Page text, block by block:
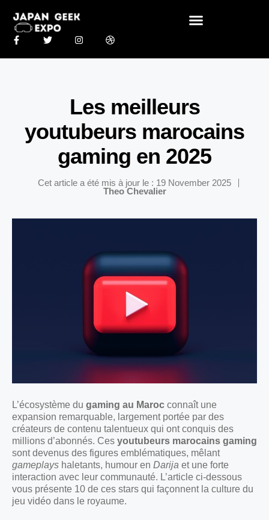
Les meilleurs
youtubeurs marocains
gaming en 2025
Cet article a été mis à jour le : 19 November 2025
Theo Chevalier
L’écosystème du gaming au Maroc connaît une
expansion remarquable, largement portée par des
créateurs de contenu talentueux qui ont conquis des
millions d’abonnés. Ces youtubeurs marocains gaming
sont devenus des figures emblématiques, mêlant
gameplays haletants, humour en Darija et une forte
interaction avec leur communauté. L’article ci-dessous
vous présente 10 de ces stars qui façonnent la culture du
jeu vidéo dans le royaume.